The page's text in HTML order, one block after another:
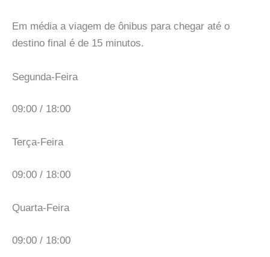
Em média a viagem de ônibus para chegar até o
destino final é de 15 minutos.
Segunda-Feira
09:00 / 18:00
Terça-Feira
09:00 / 18:00
Quarta-Feira
09:00 / 18:00